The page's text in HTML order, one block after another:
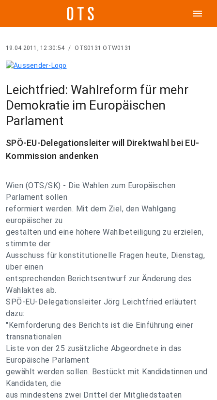
menu
19.04.2011, 12:30:54 / OTS0131 OTW0131
Leichtfried: Wahlreform für mehr
Demokratie im Europäischen
Parlament
SPÖ-EU-Delegationsleiter will Direktwahl bei EU-
Kommission andenken
Wien (OTS/SK) - Die Wahlen zum Europäischen
Parlament sollen
reformiert werden. Mit dem Ziel, den Wahlgang
europäischer zu
gestalten und eine höhere Wahlbeteiligung zu erzielen,
stimmte der
Ausschuss für konstitutionelle Fragen heute, Dienstag,
über einen
entsprechenden Berichtsentwurf zur Änderung des
Wahlaktes ab.
SPÖ-EU-Delegationsleiter Jörg Leichtfried erläutert
dazu:
"Kernforderung des Berichts ist die Einführung einer
transnationalen
Liste von der 25 zusätzliche Abgeordnete in das
Europäische Parlament
gewählt werden sollen. Bestückt mit Kandidatinnen und
Kandidaten, die
aus mindestens zwei Drittel der Mitgliedstaaten